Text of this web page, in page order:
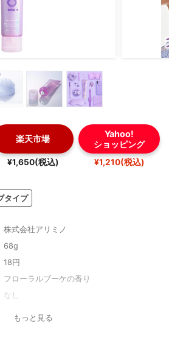
楽天市場
¥1,650(税込)
Yahoo!
ショッピング
¥1,210(税込)
タイプ
株式会社アリミノ
68g
18円
フローラルブーケの香り
なし
さらっとタイプ
もっと見る